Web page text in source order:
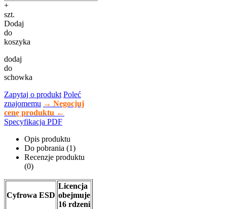
+
szt.
Dodaj
do
koszyka
dodaj
do
schowka
Zapytaj o produkt Poleć
znajomemu → Negocjuj
cenę produktu ←
Specyfikacja PDF
Opis produktu
Do pobrania (1)
Recenzje produktu
(0)
Cyfrowa ESD
Licencja
obejmuje
16 rdzeni